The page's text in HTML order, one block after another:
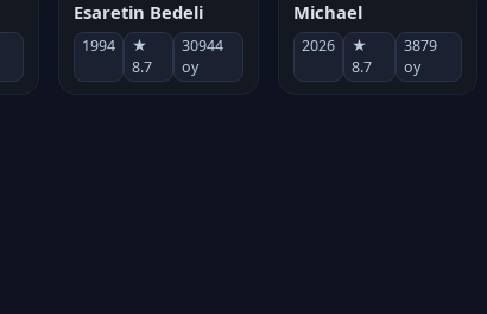
Esaretin Bedeli
1994
★
8.7
30944
oy
Michael
2026
★
8.7
3879
oy